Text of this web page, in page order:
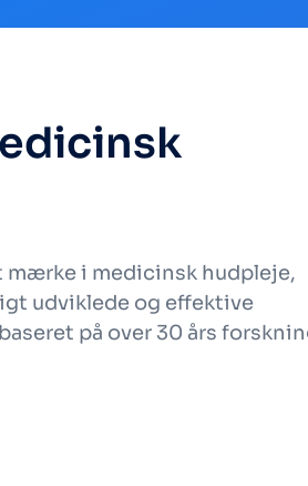
mærke i medicinsk hudpleje,
udviklede og effektive
på over 30 års